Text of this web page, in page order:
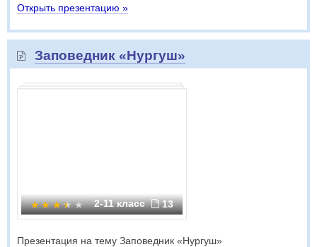
Открыть презентацию »
Заповедник «Нургуш»
2-11 класс 13
Презентация на тему Заповедник «Нургуш»